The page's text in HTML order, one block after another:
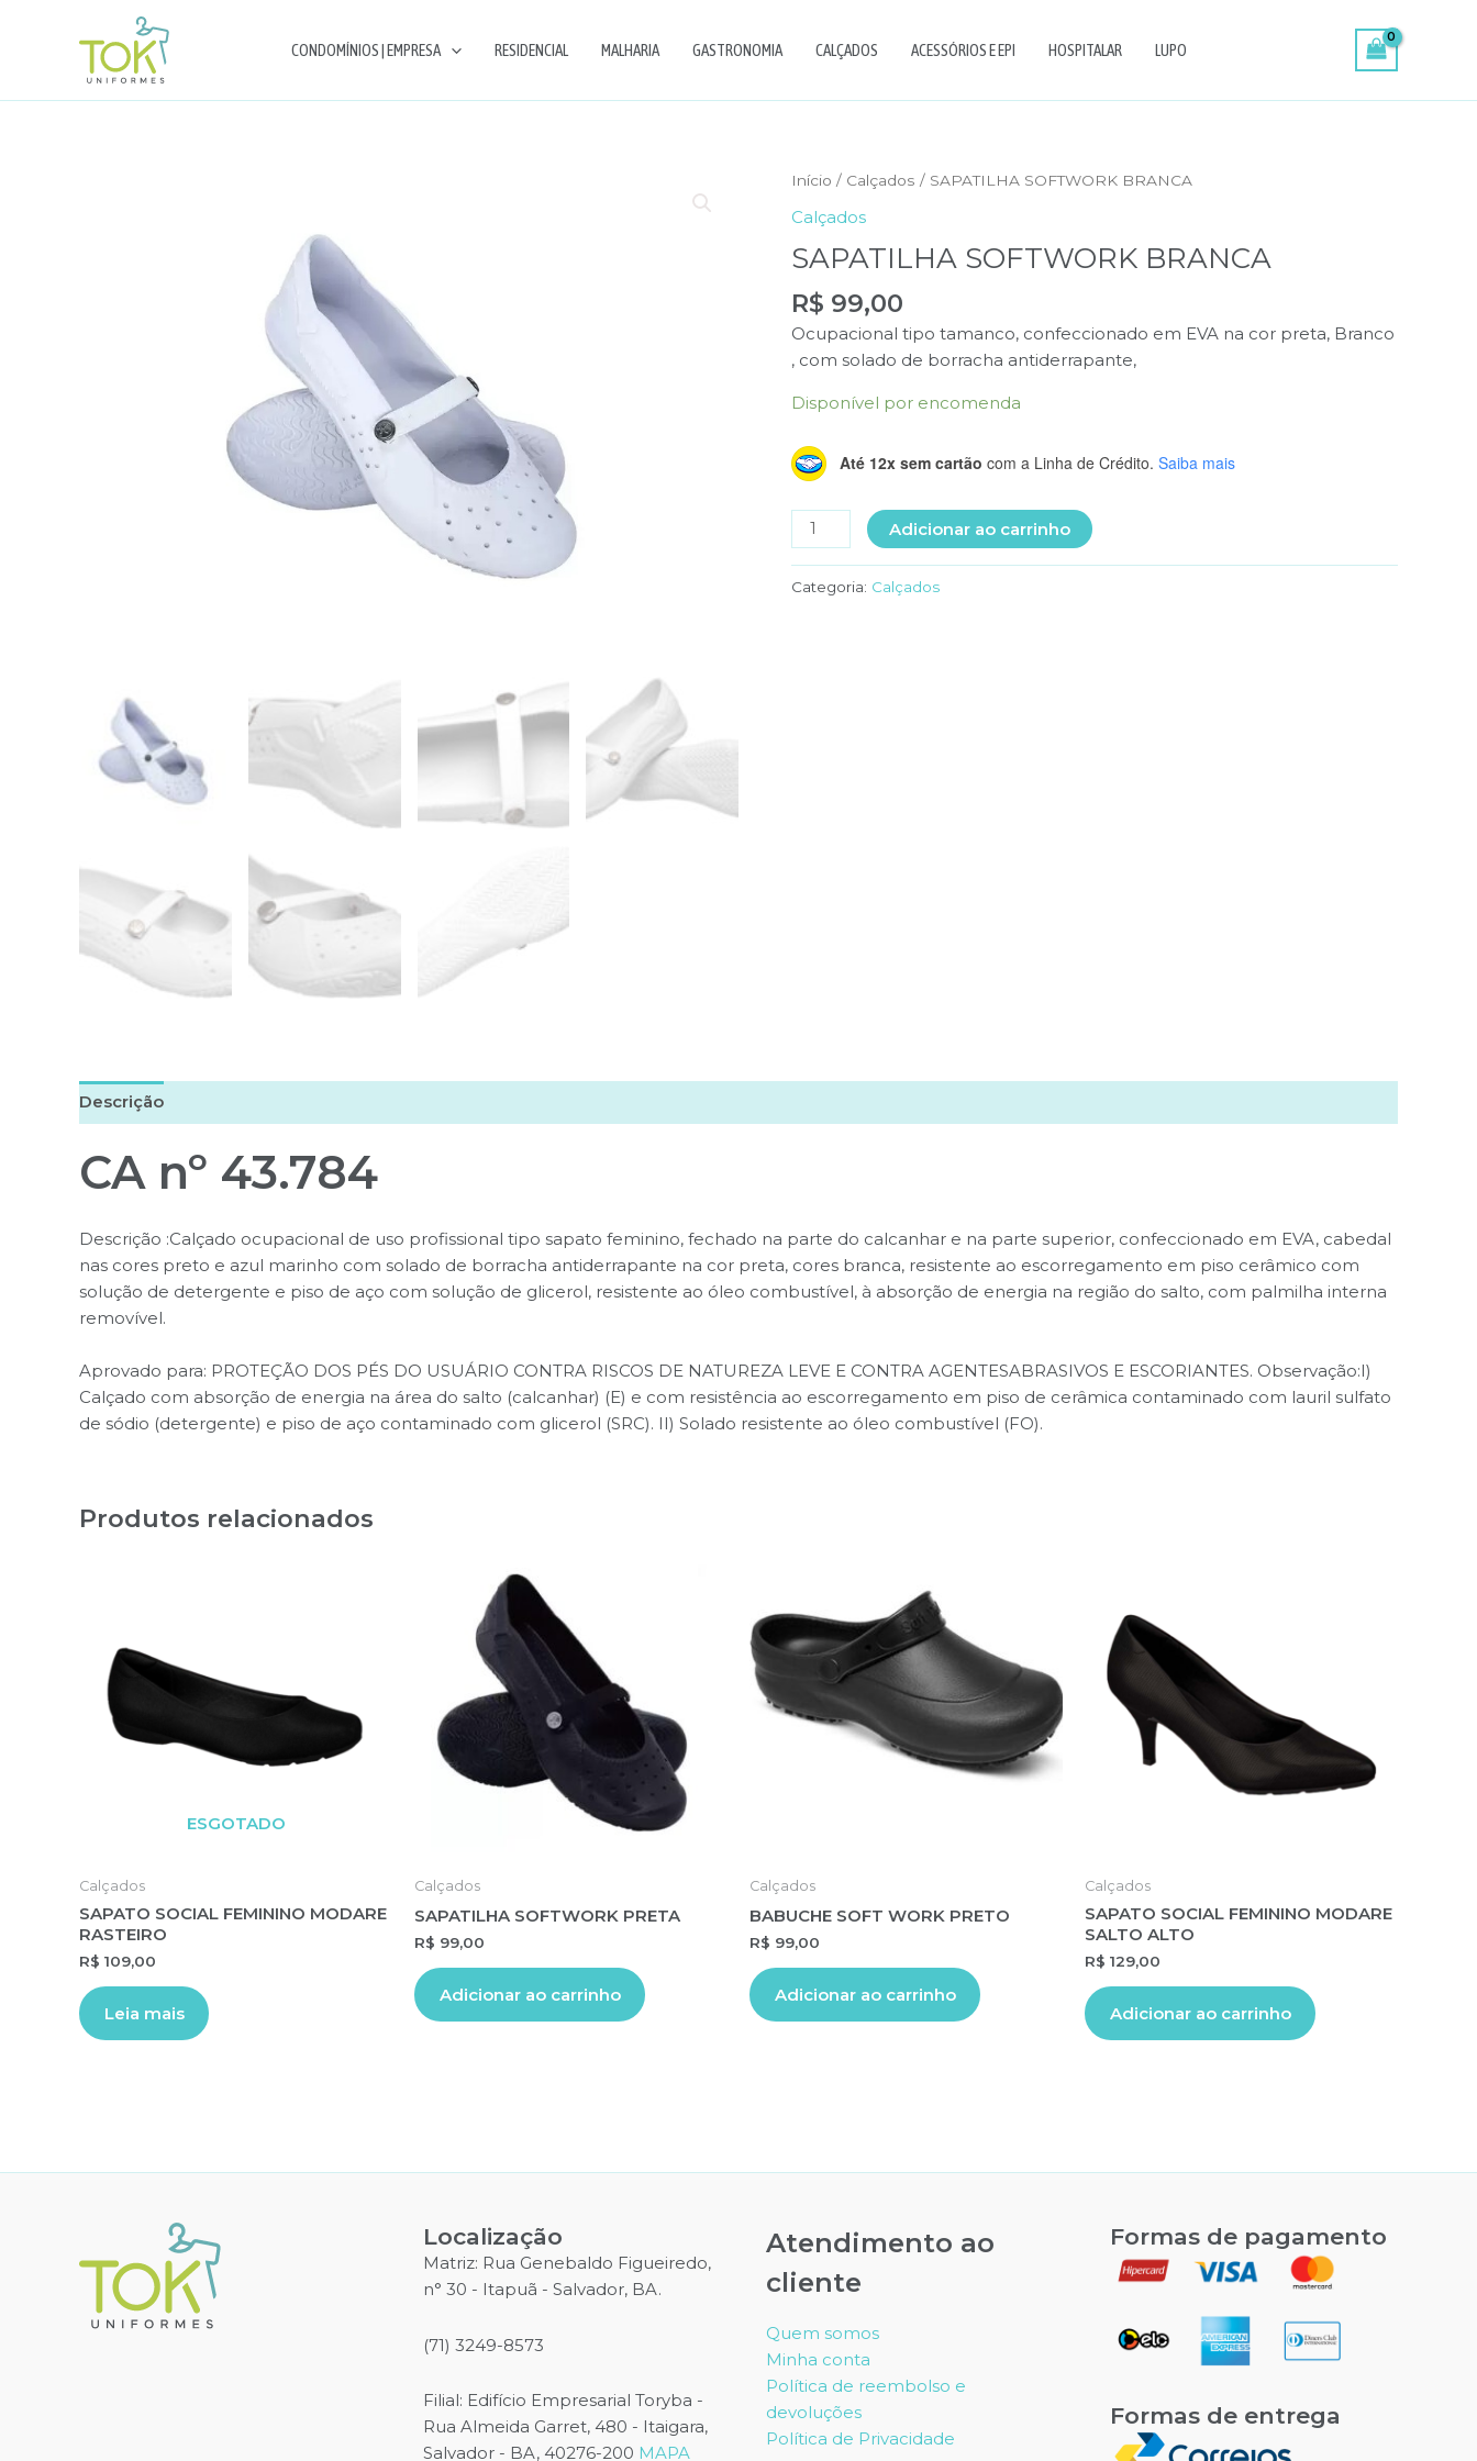
CONDOMÍNIOS | EMPRESA RESIDENCIAL MALHARIA GASTRONOMIA CALÇADOS ACESSÓRIOS E EPI HOSPITALAR LUPO
Início / Calçados / SAPATILHA SOFTWORK BRANCA
Calçados
SAPATILHA SOFTWORK BRANCA
R$ 99,00
Ocupacional tipo tamanco, confeccionado em EVA na cor preta, Branco
, com solado de borracha antiderrapante,
Disponível por encomenda
Até 12x sem cartão com a Linha de Crédito. Saiba mais
SAPATILHA
SOFTWORK
quantidade
Adicionar ao carrinho
Categoria: Calçados
Descrição
CA nº 43.784
Descrição :Calçado ocupacional de uso profissional tipo sapato feminino, fechado na parte do calcanhar e na parte superior, confeccionado em EVA, cabedal
nas cores preto e azul marinho com solado de borracha antiderrapante na cor preta, cores branca, resistente ao escorregamento em piso cerâmico com
solução de detergente e piso de aço com solução de glicerol, resistente ao óleo combustível, à absorção de energia na região do salto, com palmilha interna
removível.
Aprovado para: PROTEÇÃO DOS PÉS DO USUÁRIO CONTRA RISCOS DE NATUREZA LEVE E CONTRA AGENTESABRASIVOS E ESCORIANTES. Observação:I)
Calçado com absorção de energia na área do salto (calcanhar) (E) e com resistência ao escorregamento em piso de cerâmica contaminado com lauril sulfato
de sódio (detergente) e piso de aço contaminado com glicerol (SRC). II) Solado resistente ao óleo combustível (FO).
Produtos relacionados
ESGOTADO
Calçados
SAPATO SOCIAL FEMININO MODARE
RASTEIRO
R$ 109,00
Leia mais
Calçados
SAPATILHA SOFTWORK PRETA
R$ 99,00
Adicionar ao carrinho
Calçados
BABUCHE SOFT WORK PRETO
R$ 99,00
Adicionar ao carrinho
Calçados
SAPATO SOCIAL FEMININO MODARE
SALTO ALTO
R$ 129,00
Adicionar ao carrinho
Localização
Matriz: Rua Genebaldo Figueiredo,
n° 30 - Itapuã - Salvador, BA.
(71) 3249-8573
Filial: Edifício Empresarial Toryba -
Rua Almeida Garret, 480 - Itaigara,
Salvador - BA, 40276-200 MAPA
Atendimento ao
cliente
Quem somos
Minha conta
Política de reembolso e
devoluções
Política de Privacidade
Formas de pagamento
Formas de entrega